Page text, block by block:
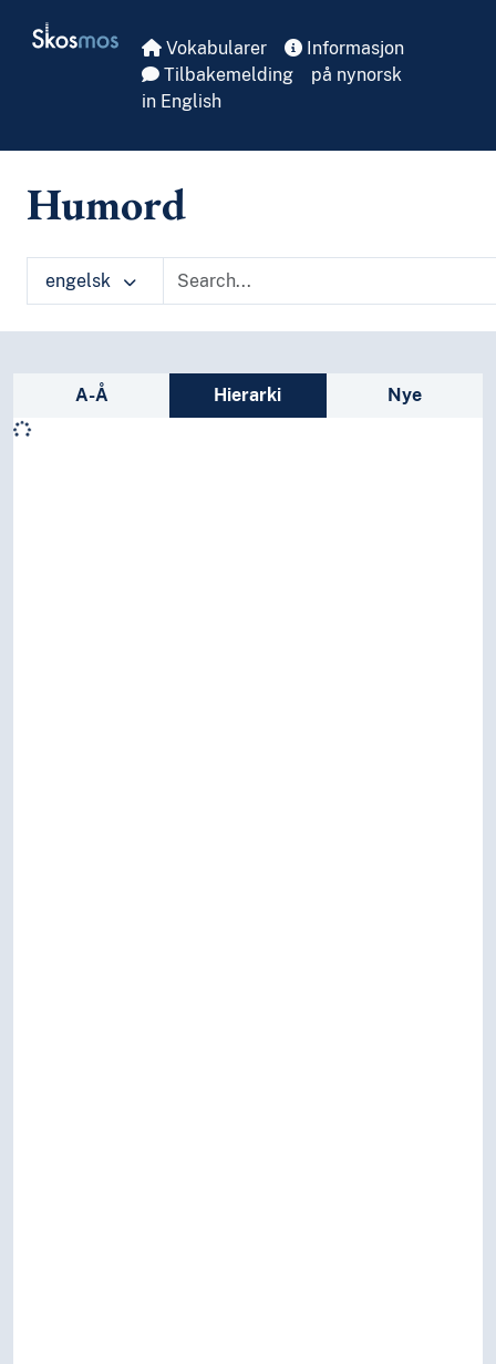
Skosmos Vokabularer
Informasjon
Tilbakemelding
på nynorsk
in English
Humord
engelsk
Sidefelt: navigér i vokabularet på ulike
A-Å Hierarki Nye